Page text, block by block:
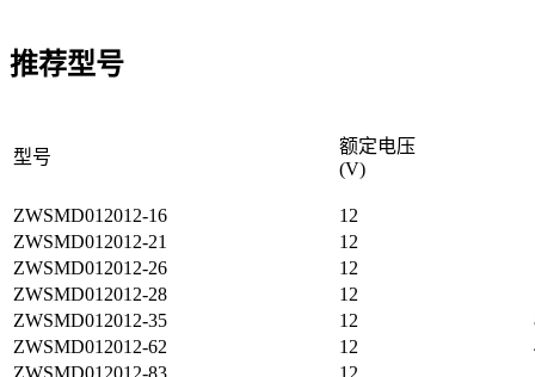
推荐型号
型号
额定电压
(V)
ZWSMD012012-16
12
ZWSMD012012-21
12
ZWSMD012012-26
12
ZWSMD012012-28
12
ZWSMD012012-35
12
ZWSMD012012-62
12
ZWSMD012012-83
12